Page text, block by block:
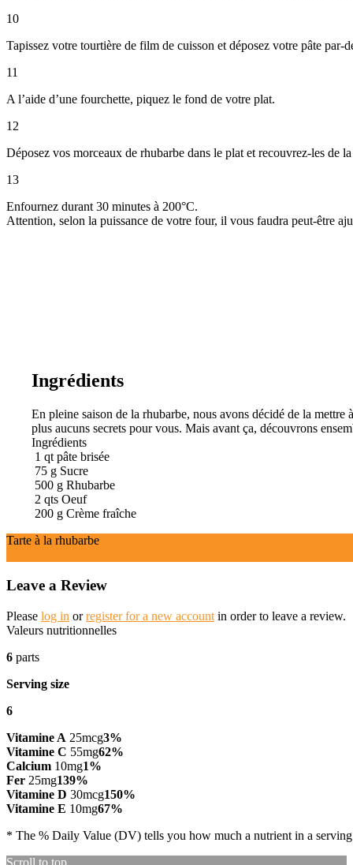
10
Tapissez votre tourtière de film de cuisson et déposez votre pâte par-
11
A l’aide d’une fourchette, piquez le fond de votre plat.
12
Déposez vos morceaux de rhubarbe dans le plat et recouvrez-les de
13
Enfournez durant 30 minutes à 200°C.
Attention, selon la puissance de votre four, il vous faudra peut-être
Ingrédients
En pleine saison de la rhubarbe, nous avons décidé de la
plus aucuns secrets pour vous. Mais avant ça, découvrons
Ingrédients
1 qt pâte brisée
75 g Sucre
500 g Rhubarbe
2 qts Oeuf
200 g Crème fraîche
Tarte à la rhubarbe
Leave a Review
Please log in orregister for a new account in order to leave a review.
Valeurs nutritionnelles
6 parts
Serving size
6
Vitamine A 25mcg3%
Vitamine C 55mg62%
Calcium 10mg1%
Fer 25mg139%
Vitamine D 30mcg150%
Vitamine E 10mg67%
* The % Daily Value (DV) tells you how much a nutrient in a
Scroll to top